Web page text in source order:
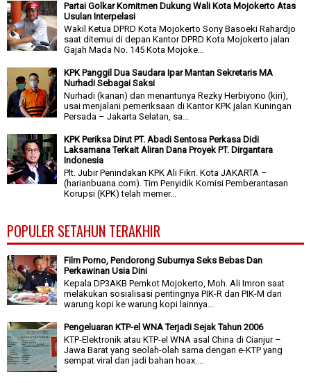
Partai Golkar Komitmen Dukung Wali Kota Mojokerto Atas
Usulan Interpelasi
Wakil Ketua DPRD Kota Mojokerto Sony Basoeki Rahardjo
saat ditemui di depan Kantor DPRD Kota Mojokerto jalan
Gajah Mada No. 145 Kota Mojoke...
KPK Panggil Dua Saudara Ipar Mantan Sekretaris MA
Nurhadi Sebagai Saksi
Nurhadi (kanan) dan menantunya Rezky Herbiyono (kiri),
usai menjalani pemeriksaan di Kantor KPK jalan Kuningan
Persada – Jakarta Selatan, sa...
KPK Periksa Dirut PT. Abadi Sentosa Perkasa Didi
Laksamana Terkait Aliran Dana Proyek PT. Dirgantara
Indonesia
Plt. Jubir Penindakan KPK Ali Fikri. Kota JAKARTA –
(harianbuana.com). Tim Penyidik Komisi Pemberantasan
Korupsi (KPK) telah memer...
POPULER SETAHUN TERAKHIR
Film Porno, Pendorong Suburnya Seks Bebas Dan
Perkawinan Usia Dini
Kepala DP3AKB Pemkot Mojokerto, Moh. Ali Imron saat
melakukan sosialisasi pentingnya PIK-R dan PIK-M dari
warung kopi ke warung kopi lainnya...
Pengeluaran KTP-el WNA Terjadi Sejak Tahun 2006
KTP-Elektronik atau KTP-el WNA asal China di Cianjur –
Jawa Barat yang seolah-olah sama dengan e-KTP yang
sempat viral dan jadi bahan hoax....